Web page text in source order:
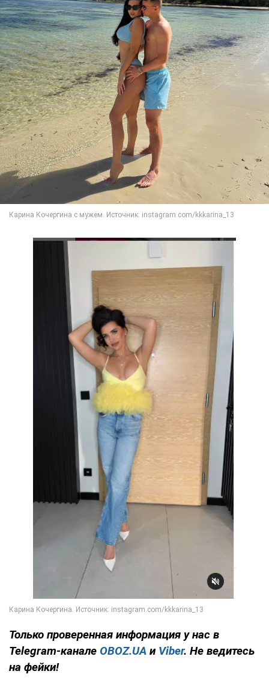
Только проверенная информация у нас в
Telegram-канале OBOZ.UA и Viber. Не ведитесь
на фейки!